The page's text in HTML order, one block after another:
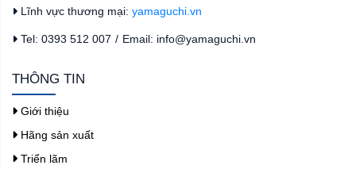
Lĩnh vực thương mại: yamaguchi.vn
Tel: 0393 512 007 / Email: info@yamaguchi.vn
THÔNG TIN
Giới thiệu
Hãng sản xuất
Triển lãm